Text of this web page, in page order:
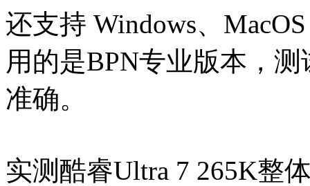
还支持 Windows、
用的是BPN专业版本，
准确。
实测酷睿Ultra 7 265K整